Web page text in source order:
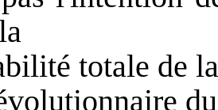
totale de